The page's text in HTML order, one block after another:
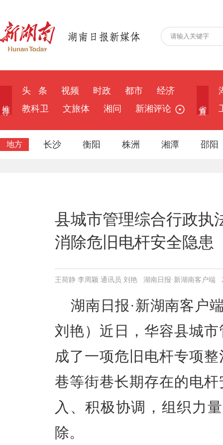
头 条 视频 时政 都市
经济
教科卫
文旅体 湘问 新湘评论
地方 长沙 衡阳 株洲 湘潭 邵阳
县城市管理综合行政执
消除危旧电杆安全隐患
王荷静 李周颖 通讯员 刘艳 湖南日报·新湖南客户端
湖南日报·新湖南客户
刘艳）近日，华容县城
成了一项危旧电杆专项
巷等街巷长期存在的电
入、积极协调，组织力
除。